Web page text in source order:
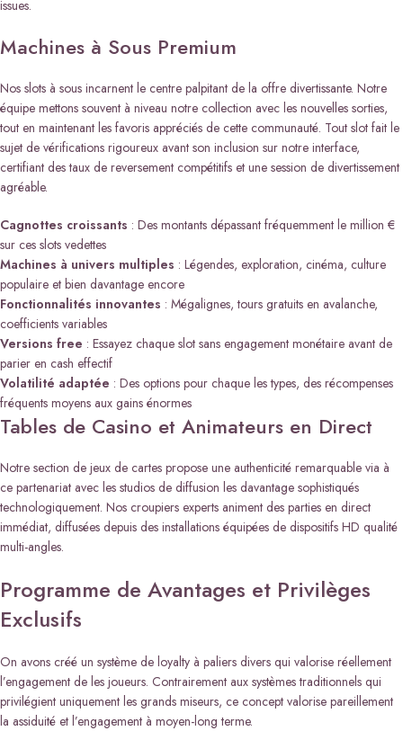
issues.
Machines à Sous Premium
Nos slots à sous incarnent le centre palpitant de la offre divertissante. Notre
équipe mettons souvent à niveau notre collection avec les nouvelles sorties,
tout en maintenant les favoris appréciés de cette communauté. Tout slot fait le
sujet de vérifications rigoureux avant son inclusion sur notre interface,
certifiant des taux de reversement compétitifs et une session de divertissement
agréable.
Cagnottes croissants : Des montants dépassant fréquemment le million €
sur ces slots vedettes
Machines à univers multiples : Légendes, exploration, cinéma, culture
populaire et bien davantage encore
Fonctionnalités innovantes : Mégalignes, tours gratuits en avalanche,
coefficients variables
Versions free : Essayez chaque slot sans engagement monétaire avant de
parier en cash effectif
Volatilité adaptée : Des options pour chaque les types, des récompenses
fréquents moyens aux gains énormes
Tables de Casino et Animateurs en Direct
Notre section de jeux de cartes propose une authenticité remarquable via à
ce partenariat avec les studios de diffusion les davantage sophistiqués
technologiquement. Nos croupiers experts animent des parties en direct
immédiat, diffusées depuis des installations équipées de dispositifs HD qualité
multi-angles.
Programme de Avantages et Privilèges
Exclusifs
On avons créé un système de loyalty à paliers divers qui valorise réellement
l’engagement de les joueurs. Contrairement aux systèmes traditionnels qui
privilégient uniquement les grands miseurs, ce concept valorise pareillement
la assiduité et l’engagement à moyen-long terme.